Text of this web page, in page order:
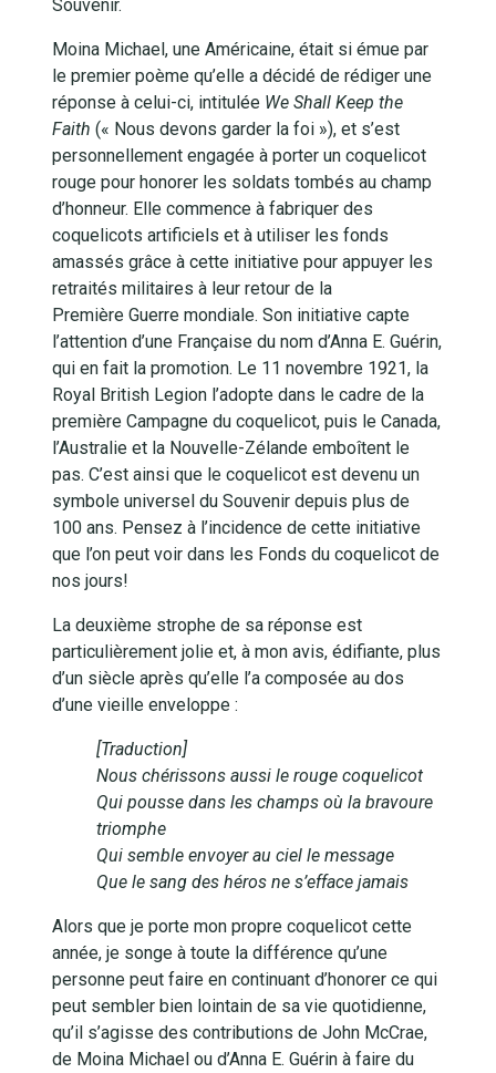
Souvenir.
Moina Michael, une Américaine, était si émue par
le premier poème qu’elle a décidé de rédiger une
réponse à celui-ci, intitulée We Shall Keep the
Faith (« Nous devons garder la foi »), et s’est
personnellement engagée à porter un coquelicot
rouge pour honorer les soldats tombés au champ
d’honneur. Elle commence à fabriquer des
coquelicots artificiels et à utiliser les fonds
amassés grâce à cette initiative pour appuyer les
retraités militaires à leur retour de la
Première Guerre mondiale. Son initiative capte
l’attention d’une Française du nom d’Anna E. Guérin,
qui en fait la promotion. Le 11 novembre 1921, la
Royal British Legion l’adopte dans le cadre de la
première Campagne du coquelicot, puis le Canada,
l’Australie et la Nouvelle-Zélande emboîtent le
pas. C’est ainsi que le coquelicot est devenu un
symbole universel du Souvenir depuis plus de
100 ans. Pensez à l’incidence de cette initiative
que l’on peut voir dans les Fonds du coquelicot de
nos jours!
La deuxième strophe de sa réponse est
particulièrement jolie et, à mon avis, édifiante, plus
d’un siècle après qu’elle l’a composée au dos
d’une vieille enveloppe :
[Traduction]
Nous chérissons aussi le rouge coquelicot
Qui pousse dans les champs où la bravoure
triomphe
Qui semble envoyer au ciel le message
Que le sang des héros ne s’efface jamais
Alors que je porte mon propre coquelicot cette
année, je songe à toute la différence qu’une
personne peut faire en continuant d’honorer ce qui
peut sembler bien lointain de sa vie quotidienne,
qu’il s’agisse des contributions de John McCrae,
de Moina Michael ou d’Anna E. Guérin à faire du